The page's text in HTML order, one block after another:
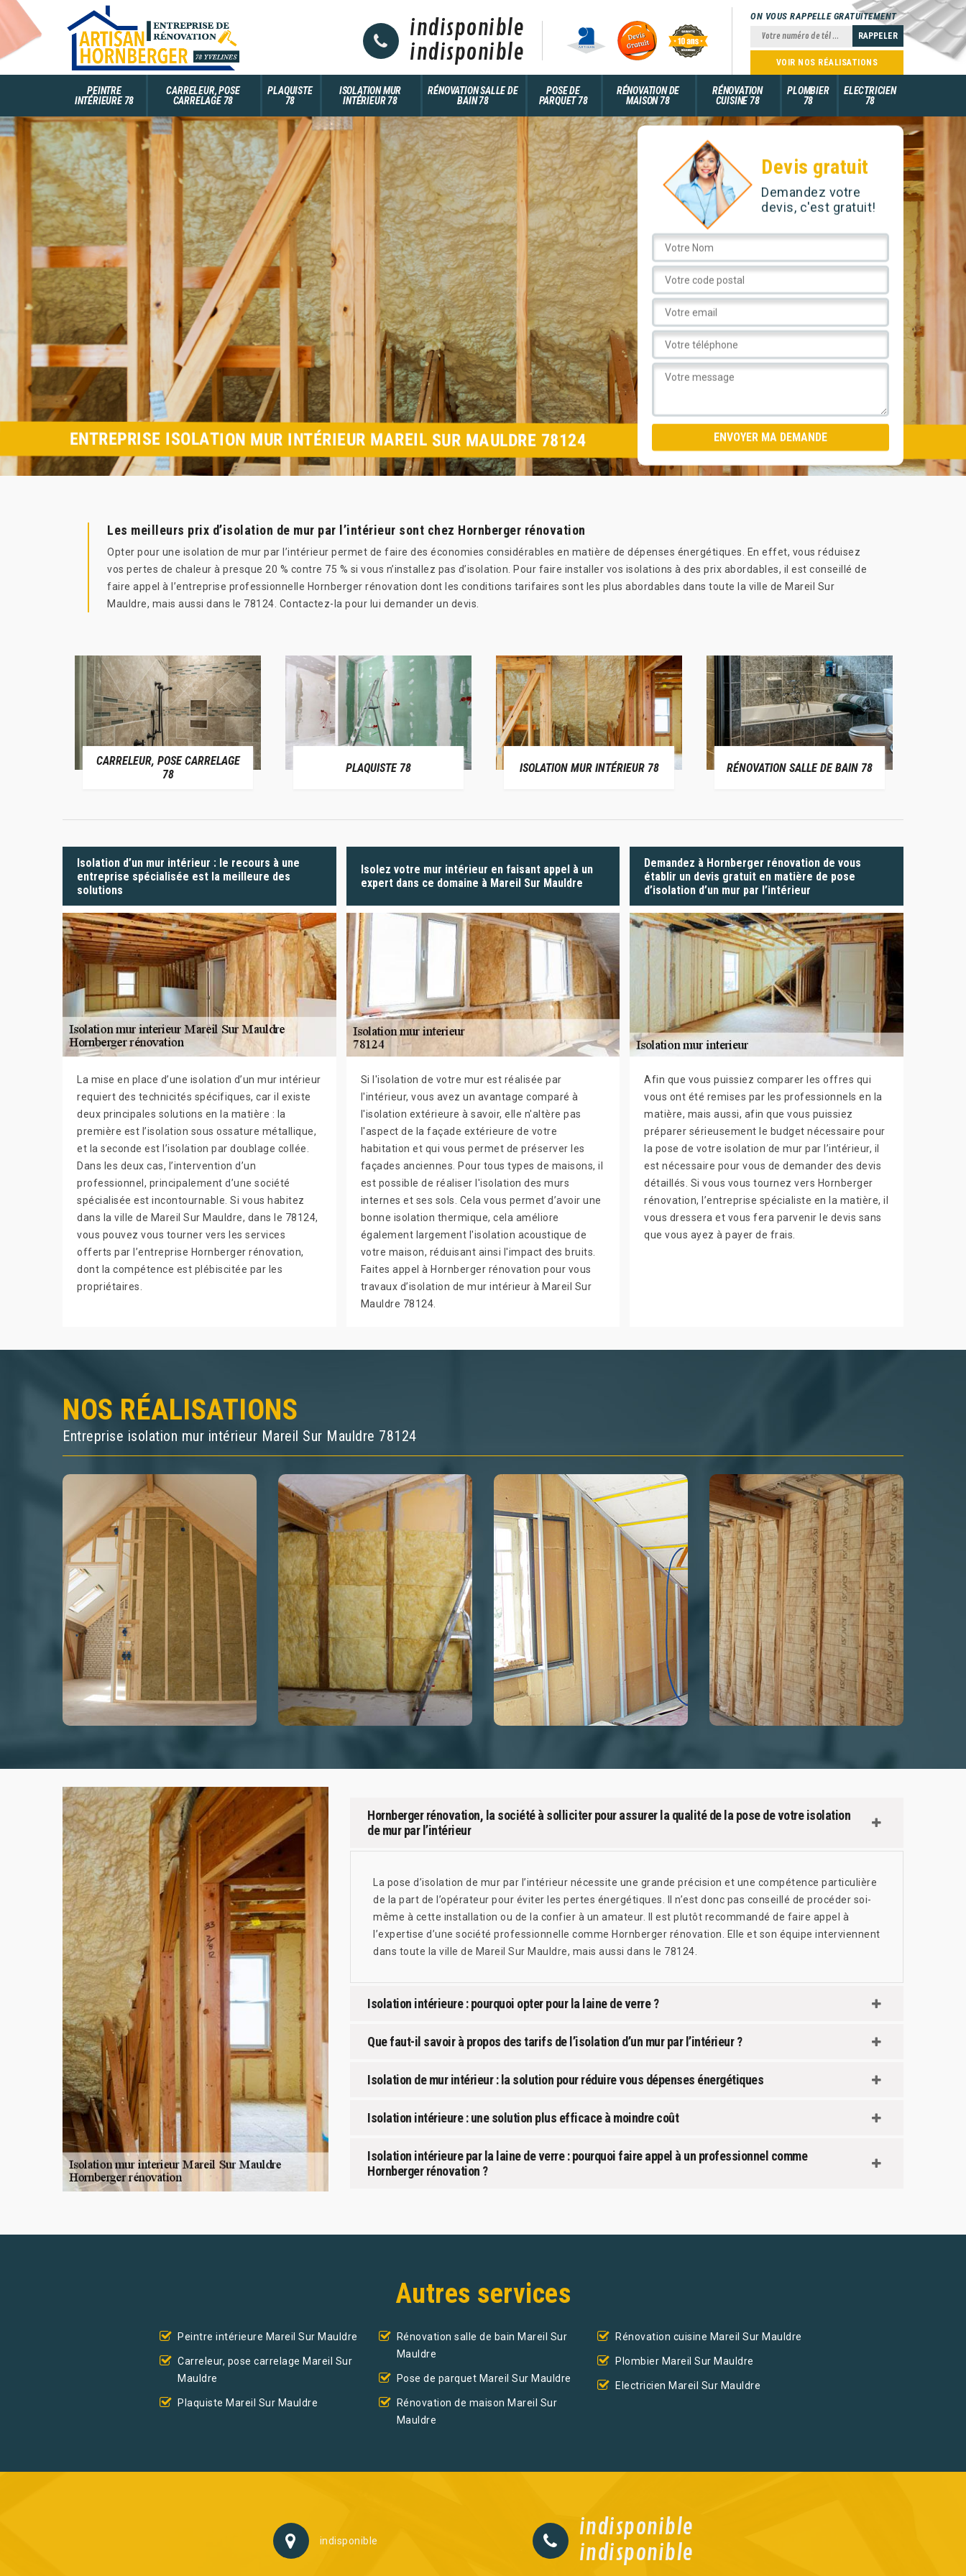
indisponible
indisponible
ON VOUS RAPPELLE GRATUITEMENT
VOIR NOS RÉALISATIONS
PEINTRE
INTÉRIEURE 78
CARRELEUR, POSE
CARRELAGE 78
PLAQUISTE
78
ISOLATION MUR
INTÉRIEUR 78
RÉNOVATION SALLE DE
BAIN 78
POSE DE
PARQUET 78
RÉNOVATION DE
MAISON 78
RÉNOVATION
CUISINE 78
PLOMBIER
78
ELECTRICIEN
78
Devis gratuit
Demandez votre
devis, c'est gratuit!
ENTREPRISE ISOLATION MUR INTÉRIEUR MAREIL SUR MAULDRE 78124
Les meilleurs prix d’isolation de mur par l’intérieur sont chez Hornberger rénovation
Opter pour une isolation de mur par l’intérieur permet de faire des économies considérables en matière de dépenses énergétiques. En effet, vous réduisez
vos pertes de chaleur à presque 20 % contre 75 % si vous n’installez pas d’isolation. Pour faire installer vos isolations à des prix abordables, il est conseillé de
faire appel à l’entreprise professionnelle Hornberger rénovation dont les conditions tarifaires sont les plus abordables dans toute la ville de Mareil Sur
Mauldre, mais aussi dans le 78124. Contactez-la pour lui demander un devis.
CARRELEUR, POSE CARRELAGE
78
PLAQUISTE 78 ISOLATION MUR INTÉRIEUR 78 RÉNOVATION SALLE DE BAIN 78
Isolation d’un mur intérieur : le recours à une
entreprise spécialisée est la meilleure des
solutions
La mise en place d’une isolation d’un mur intérieur
requiert des technicités spécifiques, car il existe
deux principales solutions en la matière : la
première est l’isolation sous ossature métallique,
et la seconde est l’isolation par doublage collée.
Dans les deux cas, l’intervention d’un
professionnel, principalement d’une société
spécialisée est incontournable. Si vous habitez
dans la ville de Mareil Sur Mauldre, dans le 78124,
vous pouvez vous tourner vers les services
offerts par l’entreprise Hornberger rénovation,
dont la compétence est plébiscitée par les
propriétaires.
Isolez votre mur intérieur en faisant appel à un
expert dans ce domaine à Mareil Sur Mauldre
Si l'isolation de votre mur est réalisée par
l'intérieur, vous avez un avantage comparé à
l'isolation extérieure à savoir, elle n'altère pas
l'aspect de la façade extérieure de votre
habitation et qui vous permet de préserver les
façades anciennes. Pour tous types de maisons, il
est possible de réaliser l'isolation des murs
internes et ses sols. Cela vous permet d’avoir une
bonne isolation thermique, cela améliore
également largement l'isolation acoustique de
votre maison, réduisant ainsi l'impact des bruits.
Faites appel à Hornberger rénovation pour vous
travaux d’isolation de mur intérieur à Mareil Sur
Mauldre 78124.
Demandez à Hornberger rénovation de vous
établir un devis gratuit en matière de pose
d’isolation d’un mur par l’intérieur
Afin que vous puissiez comparer les offres qui
vous ont été remises par les professionnels en la
matière, mais aussi, afin que vous puissiez
préparer sérieusement le budget nécessaire pour
la pose de votre isolation de mur par l’intérieur, il
est nécessaire pour vous de demander des devis
détaillés. Si vous vous tournez vers Hornberger
rénovation, l’entreprise spécialiste en la matière, il
vous dressera et vous fera parvenir le devis sans
que vous ayez à payer de frais.
NOS RÉALISATIONS
Entreprise isolation mur intérieur Mareil Sur Mauldre 78124
Hornberger rénovation, la société à solliciter pour assurer la qualité de la pose de votre isolation
de mur par l’intérieur
La pose d’isolation de mur par l’intérieur nécessite une grande précision et une compétence particulière
de la part de l’opérateur pour éviter les pertes énergétiques. Il n’est donc pas conseillé de procéder soi-
même à cette installation ou de la confier à un amateur. Il est plutôt recommandé de faire appel à
l’expertise d’une société professionnelle comme Hornberger rénovation. Elle et son équipe interviennent
dans toute la ville de Mareil Sur Mauldre, mais aussi dans le 78124.
Isolation intérieure : pourquoi opter pour la laine de verre ?
Que faut-il savoir à propos des tarifs de l’isolation d’un mur par l’intérieur ?
Isolation de mur intérieur : la solution pour réduire vous dépenses énergétiques
Isolation intérieure : une solution plus efficace à moindre coût
Isolation intérieure par la laine de verre : pourquoi faire appel à un professionnel comme
Hornberger rénovation ?
Autres services
Peintre intérieure Mareil Sur Mauldre
Carreleur, pose carrelage Mareil Sur
Mauldre
Plaquiste Mareil Sur Mauldre
Rénovation salle de bain Mareil Sur
Mauldre
Pose de parquet Mareil Sur Mauldre
Rénovation de maison Mareil Sur
Mauldre
Rénovation cuisine Mareil Sur Mauldre
Plombier Mareil Sur Mauldre
Electricien Mareil Sur Mauldre
indisponible
indisponible
indisponible